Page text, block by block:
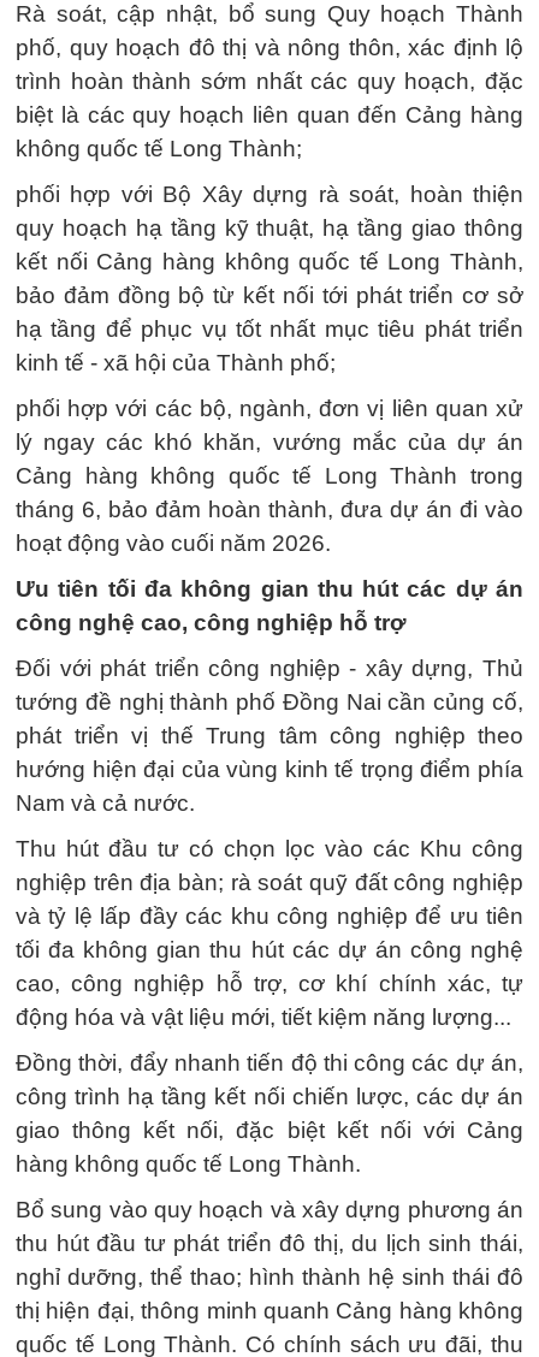
Rà soát, cập nhật, bổ sung Quy hoạch Thành
phố, quy hoạch đô thị và nông thôn, xác định lộ
trình hoàn thành sớm nhất các quy hoạch, đặc
biệt là các quy hoạch liên quan đến Cảng hàng
không quốc tế Long Thành;
phối hợp với Bộ Xây dựng rà soát, hoàn thiện
quy hoạch hạ tầng kỹ thuật, hạ tầng giao thông
kết nối Cảng hàng không quốc tế Long Thành,
bảo đảm đồng bộ từ kết nối tới phát triển cơ sở
hạ tầng để phục vụ tốt nhất mục tiêu phát triển
kinh tế - xã hội của Thành phố;
phối hợp với các bộ, ngành, đơn vị liên quan xử
lý ngay các khó khăn, vướng mắc của dự án
Cảng hàng không quốc tế Long Thành trong
tháng 6, bảo đảm hoàn thành, đưa dự án đi vào
hoạt động vào cuối năm 2026.
Ưu tiên tối đa không gian thu hút các dự án
công nghệ cao, công nghiệp hỗ trợ
Đối với phát triển công nghiệp - xây dựng, Thủ
tướng đề nghị thành phố Đồng Nai cần củng cố,
phát triển vị thế Trung tâm công nghiệp theo
hướng hiện đại của vùng kinh tế trọng điểm phía
Nam và cả nước.
Thu hút đầu tư có chọn lọc vào các Khu công
nghiệp trên địa bàn; rà soát quỹ đất công nghiệp
và tỷ lệ lấp đầy các khu công nghiệp để ưu tiên
tối đa không gian thu hút các dự án công nghệ
cao, công nghiệp hỗ trợ, cơ khí chính xác, tự
động hóa và vật liệu mới, tiết kiệm năng lượng...
Đồng thời, đẩy nhanh tiến độ thi công các dự án,
công trình hạ tầng kết nối chiến lược, các dự án
giao thông kết nối, đặc biệt kết nối với Cảng
hàng không quốc tế Long Thành.
Bổ sung vào quy hoạch và xây dựng phương án
thu hút đầu tư phát triển đô thị, du lịch sinh thái,
nghỉ dưỡng, thể thao; hình thành hệ sinh thái đô
thị hiện đại, thông minh quanh Cảng hàng không
quốc tế Long Thành. Có chính sách ưu đãi, thu